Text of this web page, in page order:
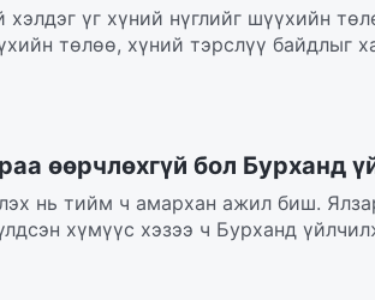
үг хүний нүглийг шүүхийн
төлөө, хүний тэрслүү байдлыг
өөрчлөхгүй бол Бурханд
нь тийм ч амархан ажил биш.
хүмүүс хэзээ ч Бурханд